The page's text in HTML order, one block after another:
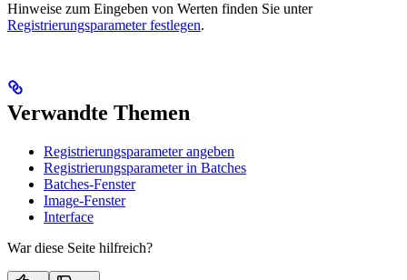
Hinweise zum Eingeben von Werten finden Sie unter
Registrierungsparameter festlegen.
Verwandte Themen
Registrierungsparameter angeben
Registrierungsparameter in Batches
Batches-Fenster
Image-Fenster
Interface
War diese Seite hilfreich?